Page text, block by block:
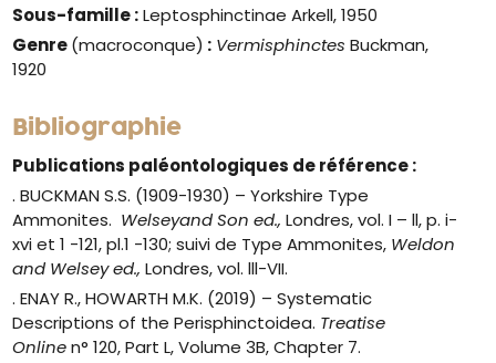
Sous-famille :Leptosphinctinae Arkell, 1950
Genre(macroconque) : Vermisphinctes Buckman,
1920
Bibliographie
Publications paléontologiques de référence :
. BUCKMAN S.S. (1909-1930) –Yorkshire Type
Ammonites. Welseyand Son ed.,Londres, vol. I – ll, p. i-
xvi et 1 -121, pl.1 -130; suivi de Type Ammonites, Weldon
and Welsey ed.,Londres, vol. lll-VII.
. ENAY R., HOWARTH M.K. (2019) –Systematic
Descriptions of the Perisphinctoidea. Treatise
Onlinen° 120, Part L, Volume 3B, Chapter 7.